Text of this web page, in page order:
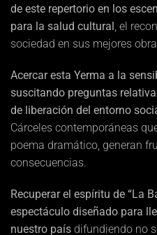
de este repertorio en los
para la salud cultural, el
sociedad en sus mejores
Acercar esta Yerma a la
suscitando preguntas
de liberación del entorno
Cárceles contemporáneas
poema dramático, generan
consecuencias.
Recuperar el espíritu de “La
espectáculo diseñado para
nuestro país difundiendo no